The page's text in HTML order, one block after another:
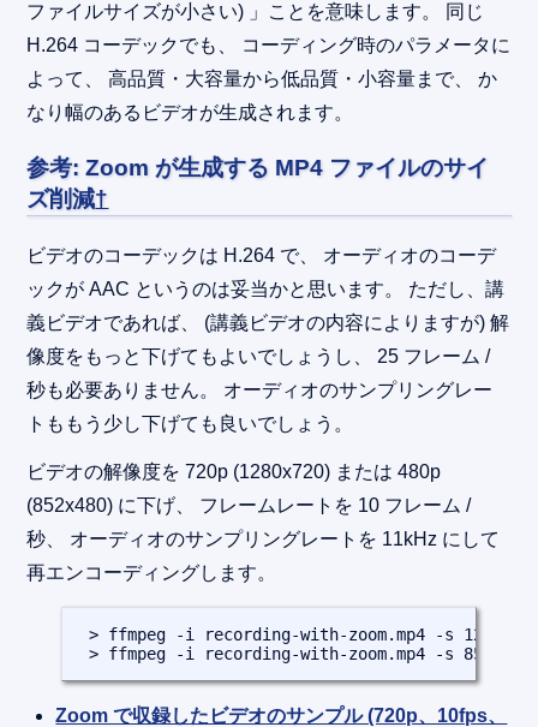
ファイルサイズが小さい) 」ことを意味します。 同じ
H.264 コーデックでも、 コーディング時のパラメータに
よって、 高品質・大容量から低品質・小容量まで、 か
なり幅のあるビデオが生成されます。
参考: Zoom が生成する MP4 ファイルのサイ
ズ削減†
ビデオのコーデックは H.264 で、 オーディオのコーデ
ックが AAC というのは妥当かと思います。 ただし、講
義ビデオであれば、 (講義ビデオの内容によりますが) 解
像度をもっと下げてもよいでしょうし、 25 フレーム /
秒も必要ありません。 オーディオのサンプリングレー
トももう少し下げても良いでしょう。
ビデオの解像度を 720p (1280x720) または 480p
(852x480) に下げ、 フレームレートを 10 フレーム /
秒、 オーディオのサンプリングレートを 11kHz にして
再エンコーディングします。
> ffmpeg -i recording-with-zoom.mp4 -s
> ffmpeg -i recording-with-zoom.mp4 -s
Zoom で収録したビデオのサンプル (720p、10fps、